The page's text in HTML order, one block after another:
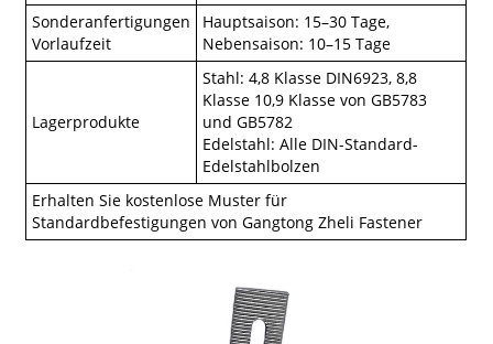
Sonderanfertigungen
Vorlaufzeit
Hauptsaison: 15–30 Tage,
Nebensaison: 10–15 Tage
Lagerprodukte
Stahl: 4,8 Klasse DIN6923, 8,8
Klasse 10,9 Klasse von GB5783
und GB5782
Edelstahl: Alle DIN-Standard-
Edelstahlbolzen
Erhalten Sie kostenlose Muster für
Standardbefestigungen von Gangtong Zheli Fastener